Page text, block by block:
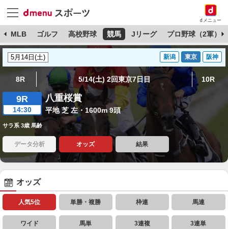
dメニュー
MLB ゴルフ 高校野球 競馬 Jリーグ プロ野球（2軍）
新潟 東京 阪神
8R 5/14(土) 2回東京7日目 10R
9R
14:30
八重桜賞
平地 芝 左・1600m 9頭
サラ系 3歳 馬齢
データ分析 オッズ 結果
オッズ
人気5位 単勝・複勝 枠連 馬連
ワイド 馬単 3連複 3連単